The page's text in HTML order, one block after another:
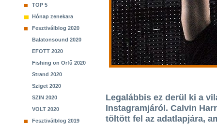
TOP 5
Hónap zenekara
Fesztiválblog 2020
Balatonsound 2020
EFOTT 2020
Fishing on Orfű 2020
Strand 2020
Sziget 2020
SZIN 2020
VOLT 2020
Fesztiválblog 2019
Legalábbis ez derül ki a
Instagramjáról. Calvin
töltött fel az adatlapjára,